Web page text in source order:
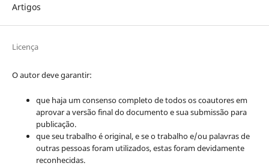
Artigos
Licença
O autor deve garantir:
que haja um consenso completo de todos os coautores em
aprovar a versão final do documento e sua submissão para
publicação.
que seu trabalho é original, e se o trabalho e/ou palavras de
outras pessoas foram utilizados, estas foram devidamente
reconhecidas.